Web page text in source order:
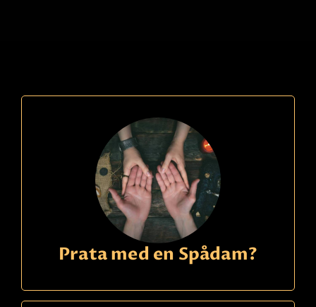
kode
607
p/m
Svensk spådam - Klok vuxen kvinna. Öppnar
dörren till en värld som få har tillgång till.
Kraftfullt, ser på djupet och ger ärliga svar. Ser
vad som ligger framför dig.
Faktura
Prata med en Spådam?